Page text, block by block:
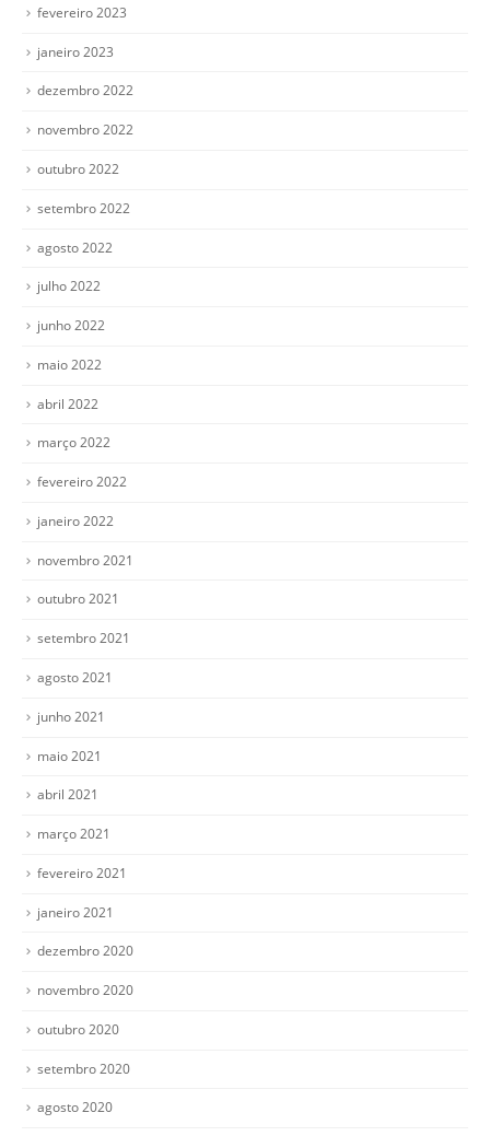
fevereiro 2023
janeiro 2023
dezembro 2022
novembro 2022
outubro 2022
setembro 2022
agosto 2022
julho 2022
junho 2022
maio 2022
abril 2022
março 2022
fevereiro 2022
janeiro 2022
novembro 2021
outubro 2021
setembro 2021
agosto 2021
junho 2021
maio 2021
abril 2021
março 2021
fevereiro 2021
janeiro 2021
dezembro 2020
novembro 2020
outubro 2020
setembro 2020
agosto 2020